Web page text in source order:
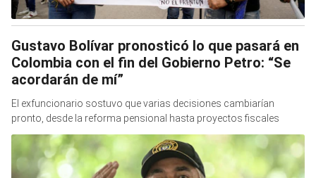
Gustavo Bolívar pronosticó lo que pasará en
Colombia con el fin del Gobierno Petro: “Se
acordarán de mí”
El exfuncionario sostuvo que varias decisiones cambiarían
pronto, desde la reforma pensional hasta proyectos fiscales